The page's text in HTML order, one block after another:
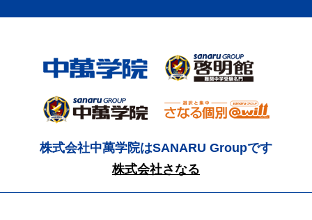
株式会社中萬学院はSANARU Groupです
株式会社さなる